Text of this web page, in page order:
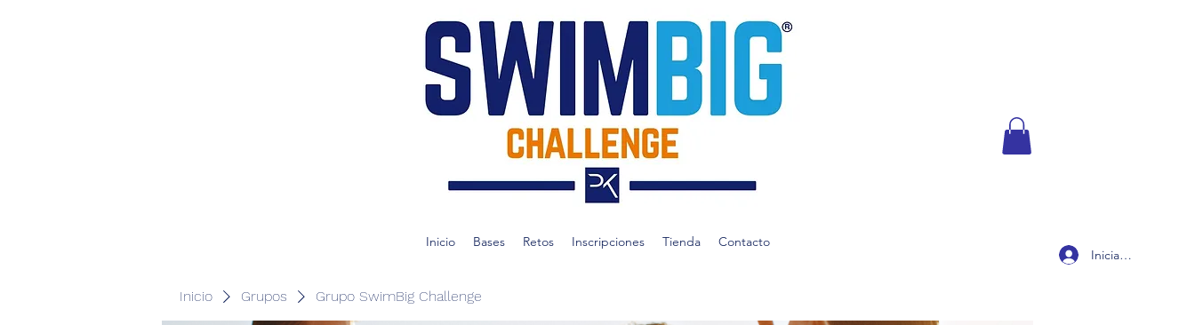
Inicio Bases Retos Inscripciones Tienda
Contacto
Iniciar sesión
Inicio Grupos Grupo SwimBig Challenge